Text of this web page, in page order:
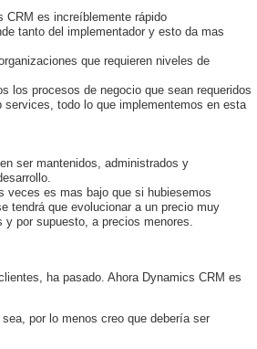
CRM es increíblemente rápido
tanto del implementador y esto da mas
que requieren niveles de
los procesos de negocio que sean requeridos
todo lo que implementemos en esta
ser mantenidos, administrados y
veces es mas bajo que si hubiesemos
tendrá que evolucionar a un precio muy
por supuesto, a precios menores.
ha pasado. Ahora Dynamics CRM es
por lo menos creo que debería ser